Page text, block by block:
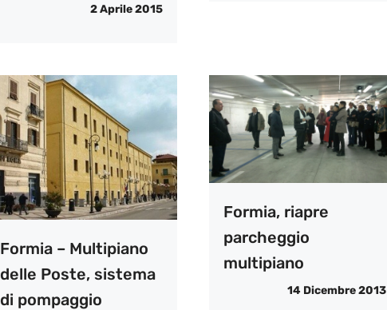
2 Aprile 2015
Formia – Multipiano
delle Poste, sistema
di pompaggio
Formia, riapre
parcheggio
multipiano
14 Dicembre 2013